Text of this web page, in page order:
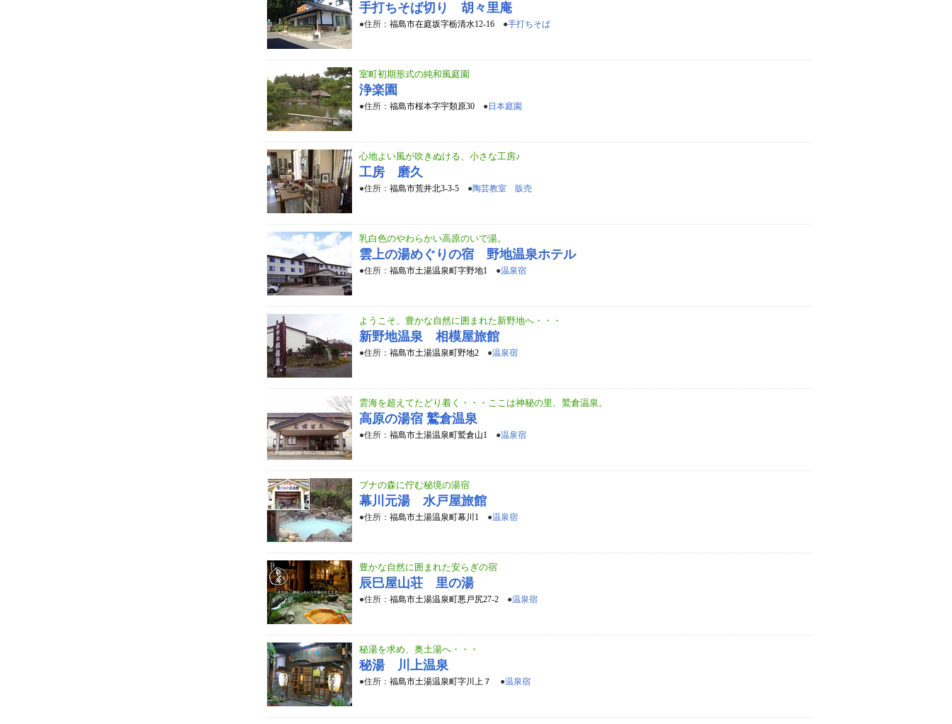
手打ちそば切り 胡々里庵
●住所： 福島市在庭坂字栃清水12-16 ●手打ちそば
室町初期形式の純和風庭園
浄楽園
●住所： 福島市桜本字宇類原30 ●日本庭園
心地よい風が吹きぬける、小さな工房♪
工房 磨久
●住所： 福島市荒井北3-3-5 ●陶芸教室 販売
乳白色のやわらかい高原のいで湯。
雲上の湯めぐりの宿 野地温泉ホテル
●住所： 福島市土湯温泉町字野地1 ●温泉宿
ようこそ、豊かな自然に囲まれた新野地へ・・・
新野地温泉 相模屋旅館
●住所： 福島市土湯温泉町野地2 ●温泉宿
雲海を超えてたどり着く・・・ここは神秘の里、鷲倉温泉。
高原の湯宿 鷲倉温泉
●住所： 福島市土湯温泉町鷲倉山1 ●温泉宿
ブナの森に佇む秘境の湯宿
幕川元湯 水戸屋旅館
●住所： 福島市土湯温泉町幕川1 ●温泉宿
豊かな自然に囲まれた安らぎの宿
辰巳屋山荘 里の湯
●住所： 福島市土湯温泉町悪戸尻27-2 ●温泉宿
秘湯を求め、奥土湯へ・・・
秘湯 川上温泉
●住所： 福島市土湯温泉町字川上７ ●温泉宿